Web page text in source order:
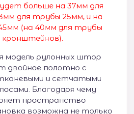
больше на 37мм для
для трубы 25мм, и на
(на 40мм для трубы
модель рулонных штор
двойное полотно с
и сетчатыми
Благодаря чему
пространство
возможна не только